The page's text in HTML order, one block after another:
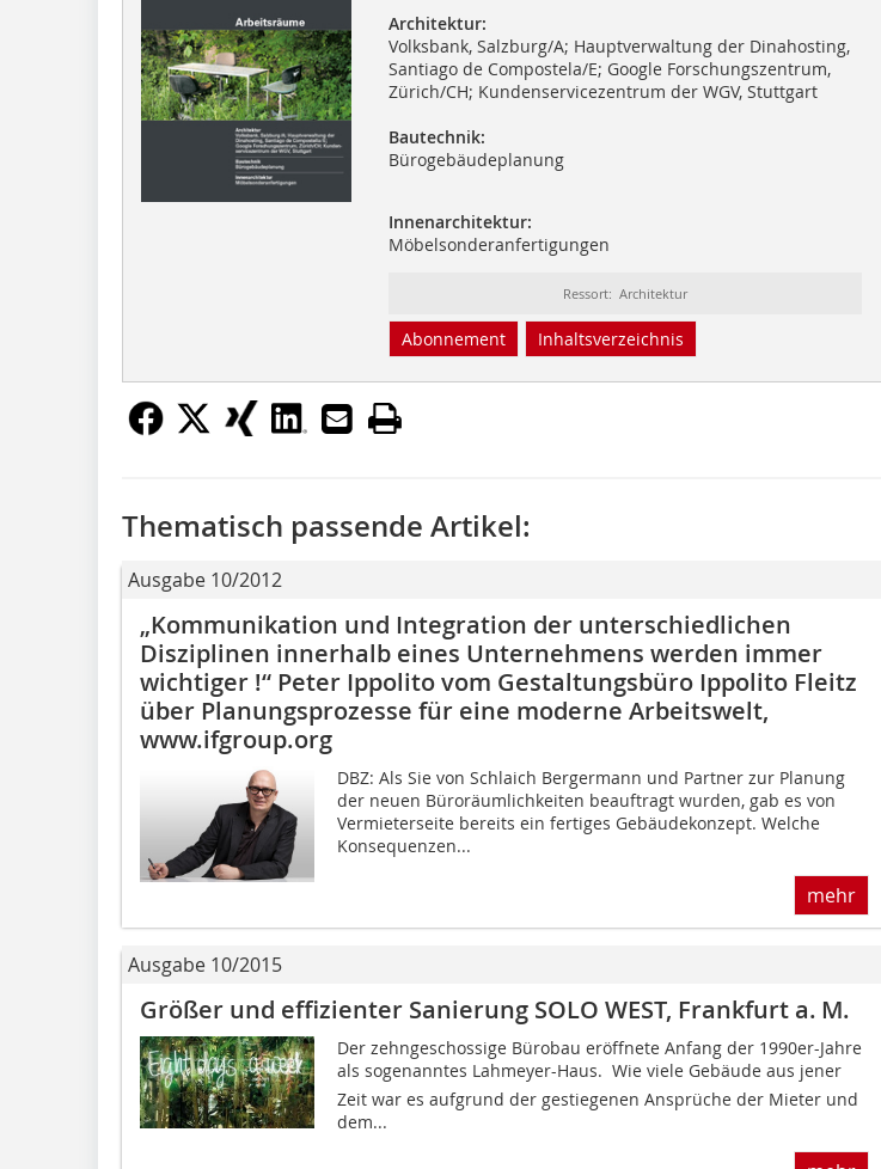
Architektur:
Volksbank, Salzburg/A; Hauptverwaltung der Dinahosting,
Santiago de Compostela/E; Google Forschungszentrum,
Zürich/CH; Kundenservicezentrum der WGV, Stuttgart
Bautechnik:
Bürogebäudeplanung
Innenarchitektur:
Möbelsonderanfertigungen
Ressort: Architektur
Abonnement Inhaltsverzeichnis
Thematisch passende Artikel:
Ausgabe 10/2012
„Kommunikation und Integration der unterschiedlichen
Disziplinen innerhalb eines Unternehmens werden immer
wichtiger !“ Peter Ippolito vom Gestaltungsbüro Ippolito Fleitz
über Planungsprozesse für eine moderne Arbeitswelt,
www.ifgroup.org
DBZ: Als Sie von Schlaich Bergermann und Partner zur Planung
der neuen Büroräumlichkeiten beauftragt wurden, gab es von
Vermieterseite bereits ein fertiges Gebäudekonzept. Welche
Konsequenzen...
mehr
Ausgabe 10/2015
Größer und effizienter Sanierung SOLO WEST, Frankfurt a. M.
Der zehngeschossige Bürobau eröffnete Anfang der 1990er-Jahre
als sogenanntes Lahmeyer-Haus. Wie viele Gebäude aus jener
Zeit war es aufgrund der gestiegenen Ansprüche der Mieter und
dem...